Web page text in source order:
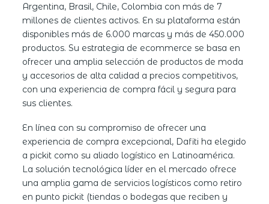
Argentina, Brasil, Chile, Colombia con más de 7
millones de clientes activos. En su plataforma están
disponibles más de 6.000 marcas y más de 450.000
productos. Su estrategia de ecommerce se basa en
ofrecer una amplia selección de productos de moda
y accesorios de alta calidad a precios competitivos,
con una experiencia de compra fácil y segura para
sus clientes.
En línea con su compromiso de ofrecer una
experiencia de compra excepcional, Dafiti ha elegido
a pickit como su aliado logístico en Latinoamérica.
La solución tecnológica líder en el mercado ofrece
una amplia gama de servicios logísticos como retiro
en punto pickit (tiendas o bodegas que reciben y